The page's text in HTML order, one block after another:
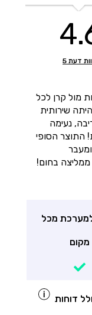
דעת 5
מול קרן לכל
שירותית
נעימה
התוצר הסופי
בחום!
מכל
מקום
דוחות